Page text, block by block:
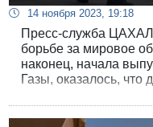
14 ноября 2023, 19:18
Пресс-служба
борьбе за мировое
наконец, начала
Газы, оказалось, что